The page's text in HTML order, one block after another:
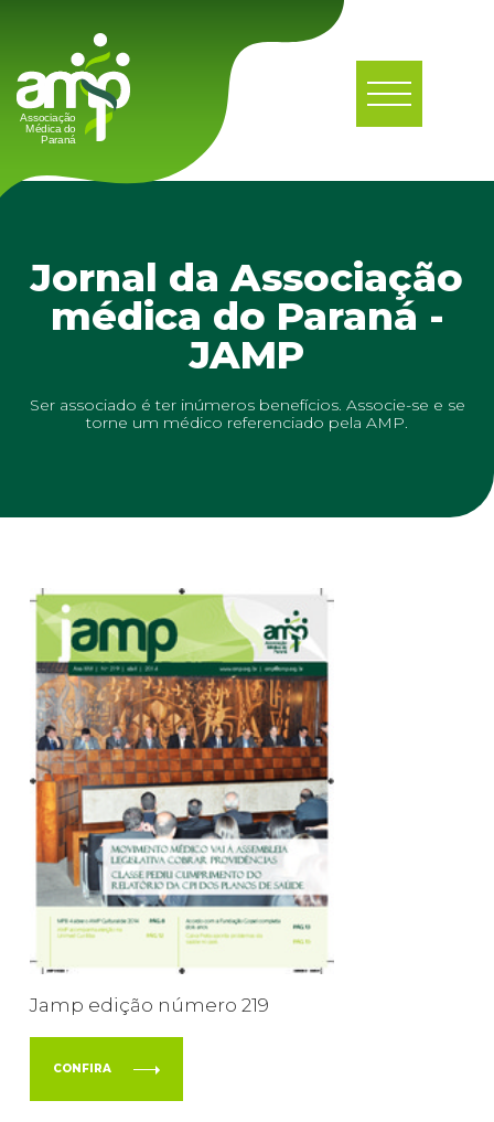
Jornal da Associação
médica do Paraná -
JAMP
Ser associado é ter inúmeros benefícios. Associe-se e se
torne um médico referenciado pela AMP.
Jamp edição número 219
CONFIRA